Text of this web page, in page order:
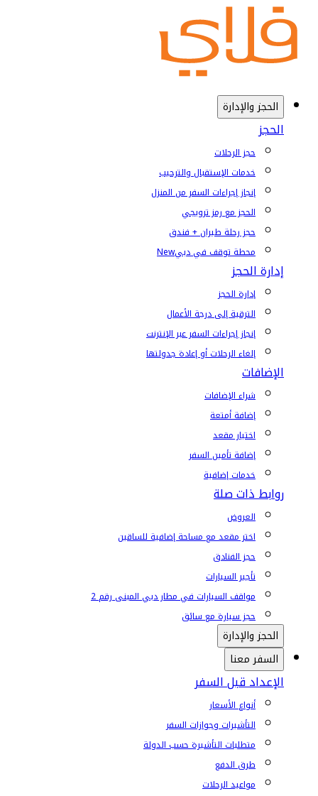
الحجز والإدارة
الحجز
حجز الرحلات
خدمات الإستقبال والترحيب
إنجاز إجراءات السفر من المنزل
الحجز مع رمز ترويجي
حجز رحلة طيران + فندق
محطة توقف في دبيNew
إدارة الحجز
إدارة الحجز
الترقية إلى درجة الأعمال
إنجاز إجراءات السفر عبر الإنترنت
إلغاء الرحلات أو إعادة جدولتها
الإضافات
شراء الإضافات
إضافة أمتعة
اختيار مقعد
إضافة تأمين السفر
خدمات إضافية
روابط ذات صلة
العروض
اختر مقعد مع مساحة إضافية للساقين
حجز الفنادق
تأجير السيارات
مواقف السيارات في مطار دبي المبنى رقم 2
حجز سيارة مع سائق
الحجز والإدارة
السفر معنا
الإعداد قبل السفر
أنواع الأسعار
التأشيرات وجوازات السفر
متطلبات التأشيرة حسب الدولة
طرق الدفع
مواعيد الرحلات